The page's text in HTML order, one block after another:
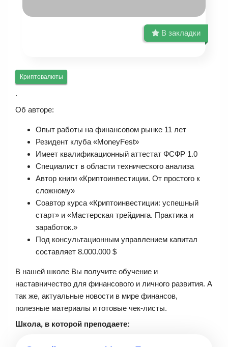
В закладки
Криптовалюты
.
Об авторе:
Опыт работы на финансовом рынке 11 лет
Резидент клуба «MoneyFest»
Имеет квалификационный аттестат ФСФР 1.0
Специалист в области технического анализа
Автор книги «Криптоинвестиции. От простого к
сложному»
Соавтор курса «Криптоинвестиции: успешный
старт» и «Мастерская трейдинга. Практика и
заработок.»
Под консультационным управлением капитал
составляет 8.000.000 $
В нашей школе Вы получите обучение и
наставничество для финансового и личного развития. А
так же, актуальные новости в мире финансов,
полезные материалы и готовые чек-листы.
Школа, в которой преподаете: